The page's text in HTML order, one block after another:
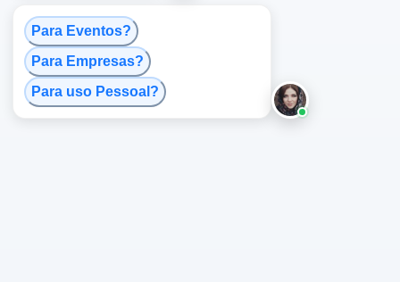
Para Eventos?
Para Empresas?
Para uso Pessoal?